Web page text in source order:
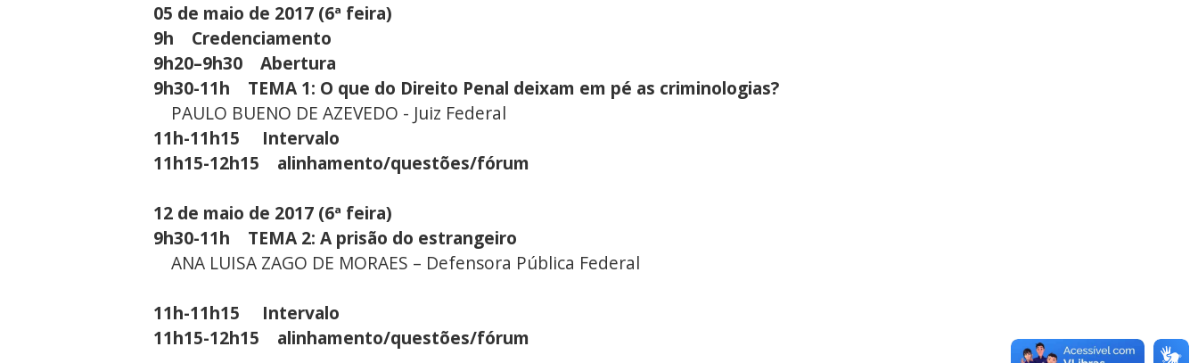
05 de maio de 2017 (6ª feira)
9h Credenciamento
9h20–9h30 Abertura
9h30-11h TEMA 1: O que do Direito Penal deixam em pé as criminologias?
PAULO BUENO DE AZEVEDO - Juiz Federal
11h-11h15 Intervalo
11h15-12h15 alinhamento/questões/fórum
12 de maio de 2017 (6ª feira)
9h30-11h TEMA 2: A prisão do estrangeiro
ANA LUISA ZAGO DE MORAES – Defensora Pública Federal
11h-11h15 Intervalo
11h15-12h15 alinhamento/questões/fórum